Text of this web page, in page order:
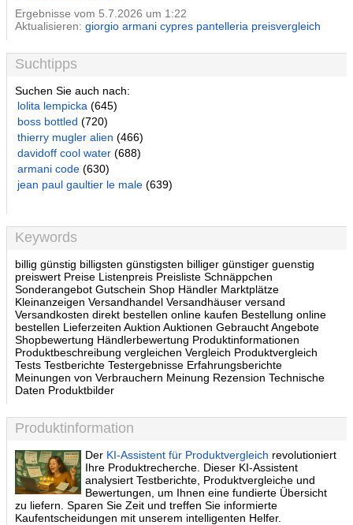
Ergebnisse vom 5.7.2026 um 1:22
Aktualisieren: giorgio armani cypres pantelleria preisvergleich
Suchtipps
Suchen Sie auch nach:
lolita lempicka (645)
boss bottled (720)
thierry mugler alien (466)
davidoff cool water (688)
armani code (630)
jean paul gaultier le male (639)
Keywords
billig günstig billigsten günstigsten billiger günstiger guenstig
preiswert Preise Listenpreis Preisliste Schnäppchen
Sonderangebot Gutschein Shop Händler Marktplätze
Kleinanzeigen Versandhandel Versandhäuser versand
Versandkosten direkt bestellen online kaufen Bestellung online
bestellen Lieferzeiten Auktion Auktionen Gebraucht Angebote
Shopbewertung Händlerbewertung Produktinformationen
Produktbeschreibung vergleichen Vergleich Produktvergleich
Tests Testberichte Testergebnisse Erfahrungsberichte
Meinungen von Verbrauchern Meinung Rezension Technische
Daten Produktbilder
Produktinformation
Der KI-Assistent für Produktvergleich revolutioniert
Ihre Produktrecherche. Dieser KI-Assistent
analysiert Testberichte, Produktvergleiche und
Bewertungen, um Ihnen eine fundierte Übersicht
zu liefern. Sparen Sie Zeit und treffen Sie informierte
Kaufentscheidungen mit unserem intelligenten Helfer.